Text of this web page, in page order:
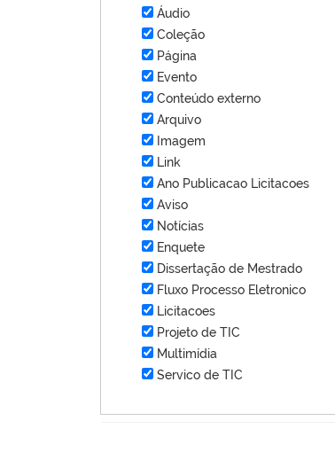
Áudio
Coleção
Página
Evento
Conteúdo externo
Arquivo
Imagem
Link
Ano Publicacao Licitacoes
Aviso
Notícias
Enquete
Dissertação de Mestrado
Fluxo Processo Eletronico
Licitacoes
Projeto de TIC
Multimídia
Servico de TIC